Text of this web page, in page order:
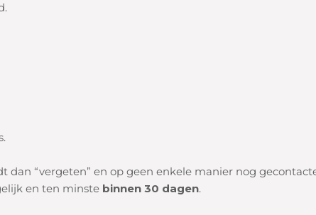
“vergeten” en op geen enkele manier nog
en ten minste binnen 30 dagen.